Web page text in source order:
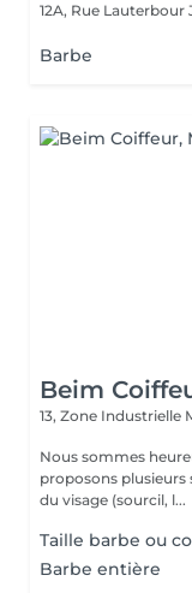
12A, Rue Lauterbour
Barbe
Beim
13, Zone Industrielle
Nous sommes
proposons plusieurs services : La manucure
du visage (sourcil, l...
Taille barbe ou
Barbe entière